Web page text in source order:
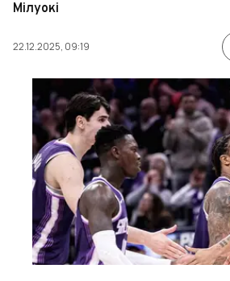
Мілуокі
22.12.2025, 09:19